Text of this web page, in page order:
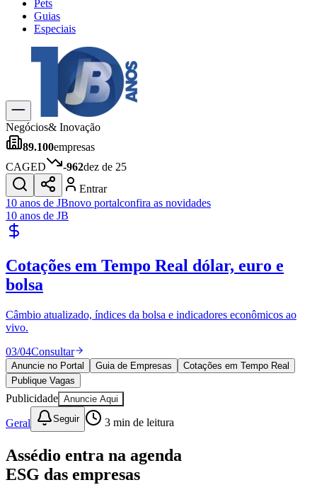
Pets
Guias
Especiais
Explore Tudo
Últimas Notícias
Previsão do Tempo
Trânsito e Rotas
Dia a Dia & Lazer
Gastronomia
Cinema & Shows
JogosNovo
Para Sua Empresa
Publicidade Legal
Política
Esportes
Cultura
Meio Ambiente
Obras
Educação
Bairros de Barueri
Selecione sua região Para notícias da sua região
AldeiaAldeia da SerraAldeia de Barueri
Negócios& Inovação
89.100empresas
CAGED
-962dez de 25
Entrar
10 anos de JBnovo portalconfira as novidades
10 anos de JB
Cotações em Tempo Real dólar, euro e
bolsa
Câmbio atualizado, índices da bolsa e indicadores econômicos ao
vivo.
03/04Consultar
Anuncie no Portal Guia de Empresas
Cotações em Tempo Real
Publique Vagas
Publicidade Anuncie Aqui
Geral Seguir 3 min de leitura
Assédio entra na agenda
ESG das empresas